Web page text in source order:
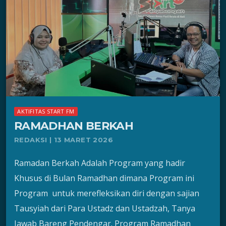
AKTIFITAS START FM
RAMADHAN BERKAH
REDAKSI | 13 MARET 2026
Ramadan Berkah Adalah Program yang hadir
Khusus di Bulan Ramadhan dimana Program ini
Program untuk merefleksikan diri dengan sajian
Tausyiah dari Para Ustadz dan Ustadzah, Tanya
Jawab Bareng Pendengar. Program Ramadhan